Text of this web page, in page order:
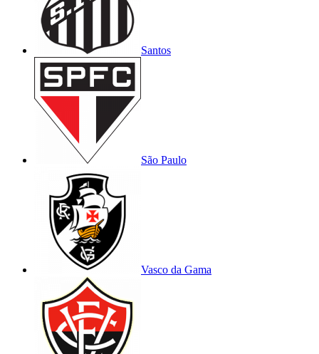
Santos
São Paulo
Vasco da Gama